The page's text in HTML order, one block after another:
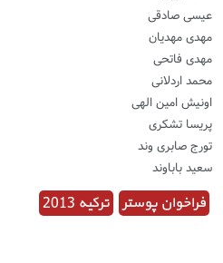
عیسی صادقی
مهدی مهدیان
مهدی فاتحی
محمد اردلانی
اونیش امین الهی
پریسا تشکری
تورج صابری وند
سعید باباوند
فراخوان پوستر ترکیه 2013